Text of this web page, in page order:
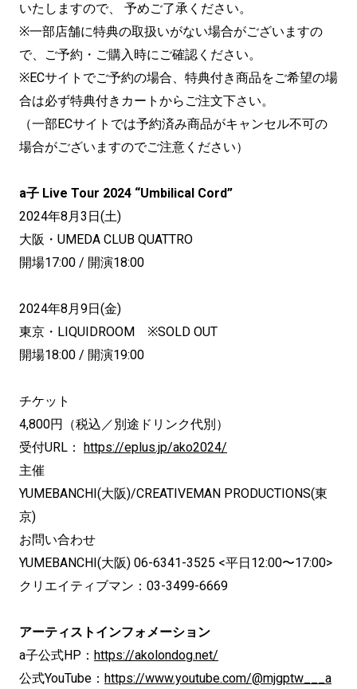
いたしますので、 予めご了承ください。
※一部店舗に特典の取扱いがない場合がございますの
で、ご予約・ご購入時にご確認ください。
※ECサイトでご予約の場合、特典付き商品をご希望の場
合は必ず特典付きカートからご注文下さい。
（一部ECサイトでは予約済み商品がキャンセル不可の
場合がございますのでご注意ください）
a子 Live Tour 2024 “Umbilical Cord”
2024年8月3日(土)
大阪・UMEDA CLUB QUATTRO
開場17:00 / 開演18:00
2024年8月9日(金)
東京・LIQUIDROOM ※SOLD OUT
開場18:00 / 開演19:00
チケット
4,800円（税込／別途ドリンク代別）
受付URL： https://eplus.jp/ako2024/
主催
YUMEBANCHI(大阪)/CREATIVEMAN PRODUCTIONS(東
京)
お問い合わせ
YUMEBANCHI(大阪) 06-6341-3525 <平日12:00〜17:00>
クリエイティブマン：03-3499-6669
アーティストインフォメーション
a子公式HP： https://akolondog.net/
公式YouTube： https://www.youtube.com/@mjgptw___a